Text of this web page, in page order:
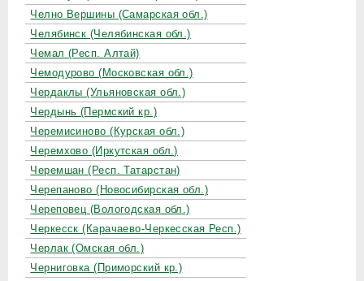
Челно Вершины (Самарская обл.)
Челябинск (Челябинская обл.)
Чемал (Респ. Алтай)
Чемодурово (Московская обл.)
Чердаклы (Ульяновская обл.)
Чердынь (Пермский кр.)
Черемисиново (Курская обл.)
Черемхово (Иркутская обл.)
Черемшан (Респ. Татарстан)
Черепаново (Новосибирская обл.)
Череповец (Вологодская обл.)
Черкесск (Карачаево-Черкесская Респ.)
Черлак (Омская обл.)
Черниговка (Приморский кр.)